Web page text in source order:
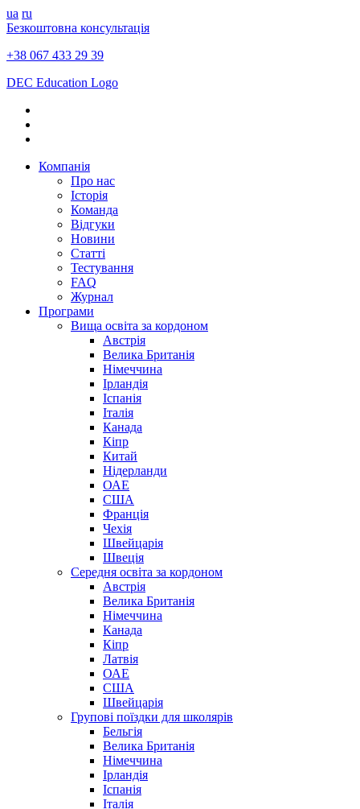
ua ru
Безкоштовна консультація
+38 067 433 29 39
DEC Education Logo
Компанія
Про нас
Історія
Команда
Відгуки
Новини
Статті
Тестування
FAQ
Журнал
Програми
Вища освіта за кордоном
Австрія
Велика Британія
Німеччина
Ірландія
Іспанія
Італія
Канада
Кіпр
Китай
Нідерланди
ОАЕ
США
Франція
Чехія
Швейцарія
Швеція
Середня освіта за кордоном
Австрія
Велика Британія
Німеччина
Канада
Кіпр
Латвія
ОАЕ
США
Швейцарія
Групові поїздки для школярів
Бельгія
Велика Британія
Німеччина
Ірландія
Іспанія
Італія